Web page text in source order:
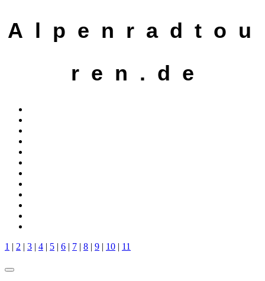
A l p e n r a d t o u
r e n . d e
1 | 2 | 3 | 4 | 5 | 6 | 7 | 8 | 9 | 10 | 11